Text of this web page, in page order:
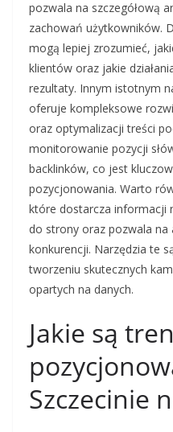
pozwala na szczegółową
zachowań użytkowników.
mogą lepiej zrozumieć,
klientów oraz jakie
rezultaty. Innym istotnym
oferuje kompleksowe
oraz optymalizacji treści
monitorowanie pozycji
backlinków, co jest
pozycjonowania. Warto
które dostarcza informacji
do strony oraz pozwala na
konkurencji. Narzędzia te
tworzeniu skutecznych
opartych na danych.
Jakie są
Szczecinie